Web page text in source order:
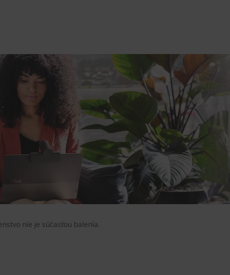
nie je súčasťou balenia.